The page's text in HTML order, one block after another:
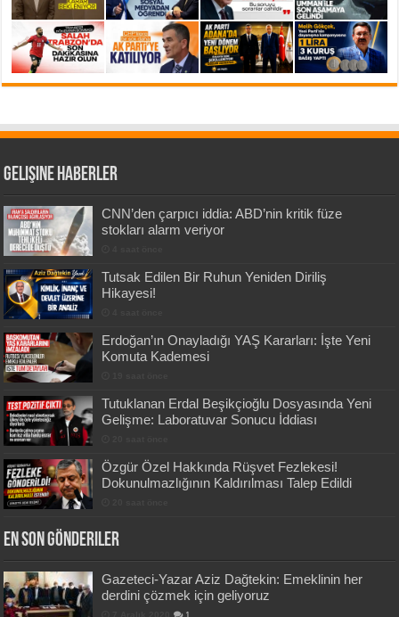
Gelişine Haberler
CNN’den çarpıcı iddia: ABD’nin kritik füze
stokları alarm veriyor
Tutsak Edilen Bir Ruhun Yeniden Diriliş
Hikayesi!
Erdoğan’ın Onayladığı YAŞ Kararları: İşte Yeni
Komuta Kademesi
Tutuklanan Erdal Beşikçioğlu Dosyasında Yeni
Gelişme: Laboratuvar Sonucu İddiası
Özgür Özel Hakkında Rüşvet Fezlekesi!
Dokunulmazlığının Kaldırılması Talep Edildi
En Son Gönderiler
Gazeteci-Yazar Aziz Dağtekin: Emeklinin her
derdini çözmek için geliyoruz
1